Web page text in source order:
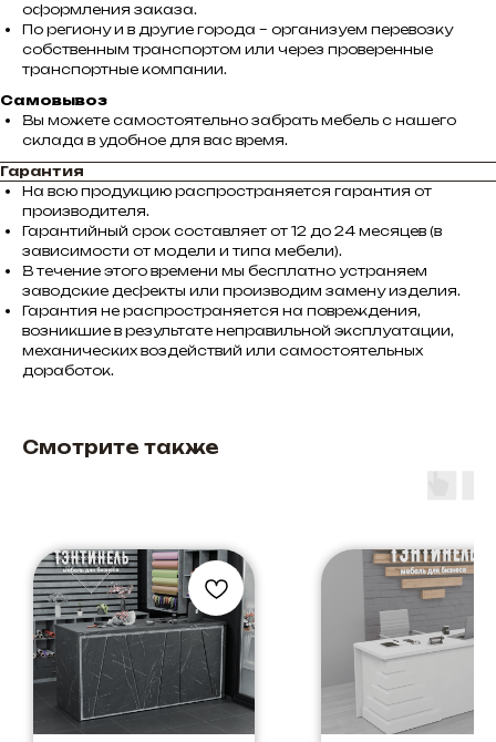
оформления заказа.
По региону и в другие города – организуем перевозку
собственным транспортом или через проверенные
транспортные компании.
Самовывоз
Вы можете самостоятельно забрать мебель с нашего
склада в удобное для вас время.
Гарантия
На всю продукцию распространяется гарантия от
производителя.
Гарантийный срок составляет от 12 до 24 месяцев (в
зависимости от модели и типа мебели).
В течение этого времени мы бесплатно устраняем
заводские дефекты или производим замену изделия.
Гарантия не распространяется на повреждения,
возникшие в результате неправильной эксплуатации,
механических воздействий или самостоятельных
доработок.
Смотрите также